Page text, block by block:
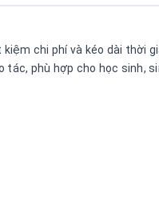
chi phí và kéo dài thời
phù hợp cho học sinh,